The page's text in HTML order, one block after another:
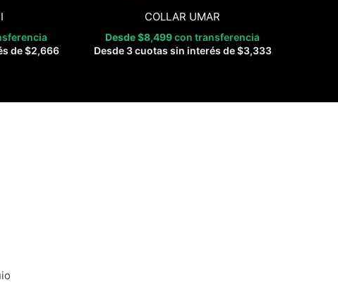
de$2,666
COLLAR UMAR
Desde$8,499con transferencia
Desde 3 cuotas sin interés de$3,333